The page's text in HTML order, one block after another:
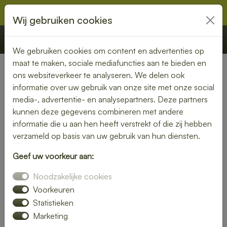
€ 0,00 Offerte Bestellen
Nederland»Zuid-Holland» Honselersdijk
Heerlijke lunch bezorgen in
Honselersdijk – snel, vers en
gemakkelijk
je lunch bezorgen in Honselersdijk en kies uit een gevarieerd
menu van verse broodjes, gezonde salades en warme
maaltijden. Ideaal voor thuis of op kantoor.
Onze gerechten worden met liefde bereid en snel geleverd,
Wij gebruiken cookies
We gebruiken cookies om content en advertenties op
maat te maken, sociale mediafuncties aan te bieden en
ons websiteverkeer te analyseren. We delen ook
informatie over uw gebruik van onze site met onze social
media-, advertentie- en analysepartners. Deze partners
kunnen deze gegevens combineren met andere
informatie die u aan hen heeft verstrekt of die zij hebben
verzameld op basis van uw gebruik van hun diensten.
Geef uw voorkeur aan:
Noodzakelijke cookies
Voorkeuren
Statistieken
Marketing